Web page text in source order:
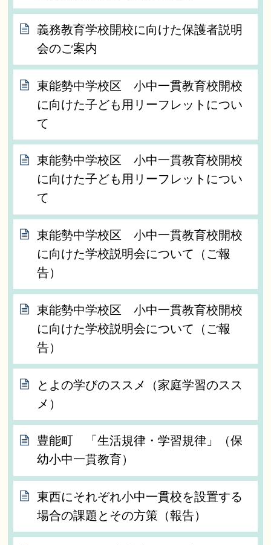
義務教育学校開校に向けた保護者説明
会のご案内
東能勢中学校区 小中一貫教育校開校
に向けた子ども用リーフレットについ
て
東能勢中学校区 小中一貫教育校開校
に向けた子ども用リーフレットについ
て
東能勢中学校区 小中一貫教育校開校
に向けた学校説明会について（ご報
告）
東能勢中学校区 小中一貫教育校開校
に向けた学校説明会について（ご報
告）
とよの学びのススメ（家庭学習のスス
メ）
豊能町 「生活規律・学習規律」（保
幼小中一貫教育）
東西にそれぞれ小中一貫校を設置する
場合の課題とその方策（報告）